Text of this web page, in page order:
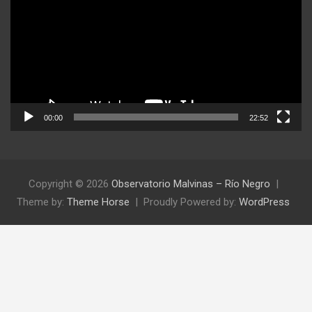
00:00 22:52
Copyright © 2026 Observatorio Malvinas – Río Negro
Theme by: Theme Horse Proudly Powered by: WordPress